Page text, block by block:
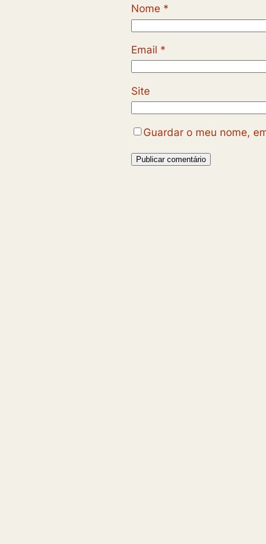
Nome *
Email *
Site
Guardar o meu nome,